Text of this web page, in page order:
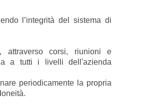
l’integrità del sistema di
attraverso corsi, riunioni e
a tutti i livelli dell'azienda
periodicamente la propria